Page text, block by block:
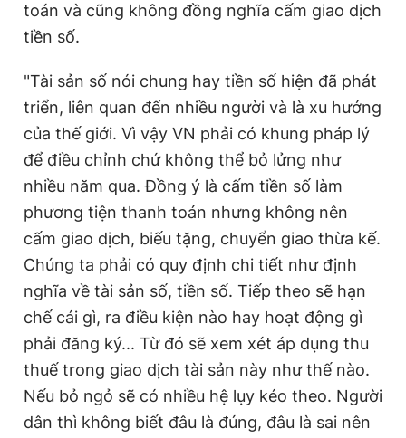
toán và cũng không đồng nghĩa cấm giao dịch
tiền số.
"Tài sản số nói chung hay tiền số hiện đã phát
triển, liên quan đến nhiều người và là xu hướng
của thế giới. Vì vậy VN phải có khung pháp lý
để điều chỉnh chứ không thể bỏ lửng như
nhiều năm qua. Đồng ý là cấm tiền số làm
phương tiện thanh toán nhưng không nên
cấm giao dịch, biếu tặng, chuyển giao thừa kế.
Chúng ta phải có quy định chi tiết như định
nghĩa về tài sản số, tiền số. Tiếp theo sẽ hạn
chế cái gì, ra điều kiện nào hay hoạt động gì
phải đăng ký... Từ đó sẽ xem xét áp dụng thu
thuế trong giao dịch tài sản này như thế nào.
Nếu bỏ ngỏ sẽ có nhiều hệ lụy kéo theo. Người
dân thì không biết đâu là đúng, đâu là sai nên